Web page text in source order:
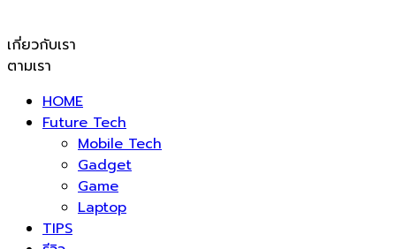
เกี่ยวกับเรา
ตามเรา
HOME
Future Tech
Mobile Tech
Gadget
Game
Laptop
TIPS